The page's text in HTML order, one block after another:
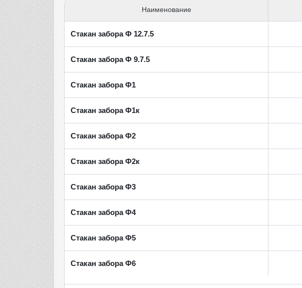
Наименование
Стакан забора Ф 12.7.5
Стакан забора Ф 9.7.5
Стакан забора Ф1
Стакан забора Ф1к
Стакан забора Ф2
Стакан забора Ф2к
Стакан забора Ф3
Стакан забора Ф4
Стакан забора Ф5
Стакан забора Ф6